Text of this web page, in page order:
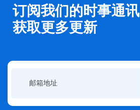
订阅我们的时事通讯
获取更多更新